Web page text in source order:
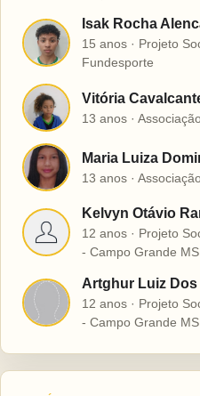
I
Isak Rocha
15 anos · Projeto
Fundesporte
V Vitória
13 anos ·
M Maria Luiza
13 anos ·
K
Kelvyn Otávio
12 anos · Projeto
- Campo Grande MS
Artghur Luiz
12 anos · Projeto
- Campo Grande MS